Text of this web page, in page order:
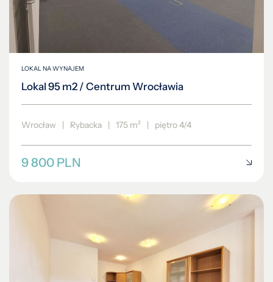
LOKAL NA WYNAJEM
Lokal 95 m2 / Centrum Wrocławia
Wrocław | Rybacka | 175 m² | piętro 4/4
9 800 PLN